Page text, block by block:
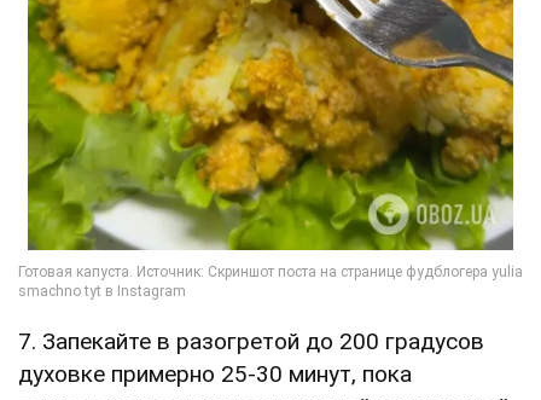
7. Запекайте в разогретой до 200 градусов
духовке примерно 25-30 минут, пока